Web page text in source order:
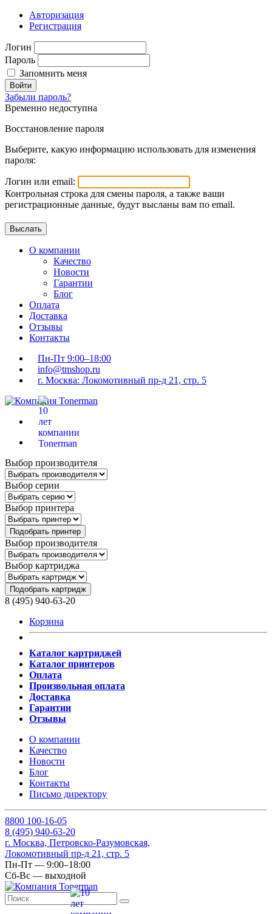
Авторизация
Регистрация
Логин
Пароль
Запомнить меня
Войти
Забыли пароль?
Временно недоступна
Восстановление пароля
Выберите, какую информацию использовать для изменения
пароля:
Логин или email:
Контрольная строка для смены пароля, а также ваши
регистрационные данные, будут высланы вам по email.
О компании
Качество
Новости
Гарантии
Блог
Оплата
Доставка
Отзывы
Контакты
Пн-Пт 9:00–18:00
info@tmshop.ru
г. Москва: Локомотивный пр-д 21, стр. 5
Выбор производителя
Выбор серии
Выбор принтера
Подобрать принтер
Выбор производителя
Выбор картриджа
Подобрать картридж
8 (495) 940-63-20
Корзина
Каталог картриджей
Каталог принтеров
Оплата
Произвольная оплата
Доставка
Гарантии
Отзывы
О компании
Качество
Новости
Блог
Контакты
Письмо директору
8800 100-16-05
8 (495) 940-63-20
г. Москва, Петровско-Разумовская,
Локомотивный пр-д 21, стр. 5
Пн-Пт — 9:00–18:00
Сб-Вс — выходной